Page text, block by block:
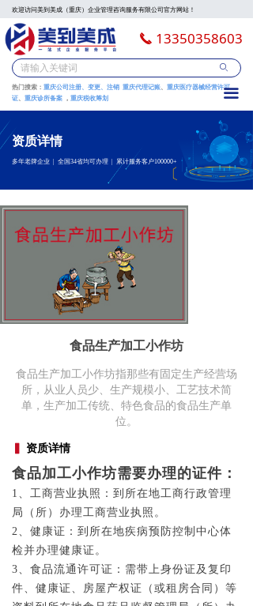
ꄙ
热门搜索： 重庆公司注册、变更、注销 重庆代理记账、 重庆医疗器械经营许可
证、 重庆诊所备案 ， 重庆税收筹划
欢迎访问美到美成（重庆）企业管理咨询服务有限公司官方网站！
끀
끅 13350358603
资质详情
食品加工小作坊需要办理的证件：
1、工商营业执照：到所在地工商行政管理
局（所）办理工商营业执照。
2、健康证：到所在地疾病预防控制中心体
检并办理健康证。
3、食品流通许可证：需带上身份证及复印
件、健康证、房屋产权证（或租房合同）等
食品生产加工小作坊
食品生产加工小作坊指那些有固定生产经营场
所，从业人员少、生产规模小、工艺技术简
单，生产加工传统、特色食品的食品生产单
位。
资质详情
多年老牌企业 | 全国34省均可办理 | 累计服务客户100000+